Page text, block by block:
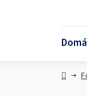
Domů